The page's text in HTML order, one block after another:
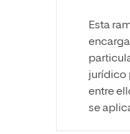
Esta
jurídico
entre
se